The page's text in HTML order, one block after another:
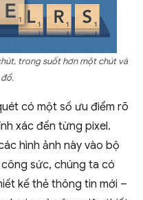
trong suốt hơn một chút và
có một số ưu điểm rõ
xác đến từng pixel.
hình ảnh này vào bộ
sức, chúng ta có
kế thẻ thông tin mới –